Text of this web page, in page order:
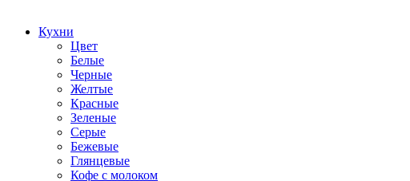
Кухни
Цвет
Белые
Черные
Желтые
Красные
Зеленые
Серые
Бежевые
Глянцевые
Кофе с молоком